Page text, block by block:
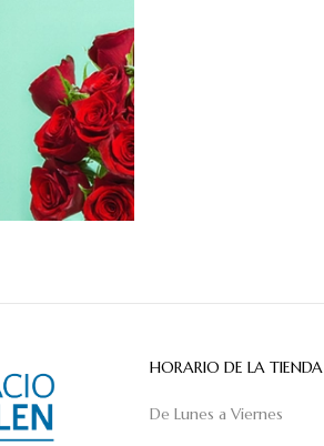
HORARIO DE LA TIENDA
De Lunes a Viernes